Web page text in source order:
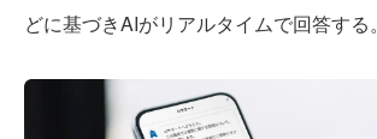
どに基づきAIがリアルタイムで回答する。